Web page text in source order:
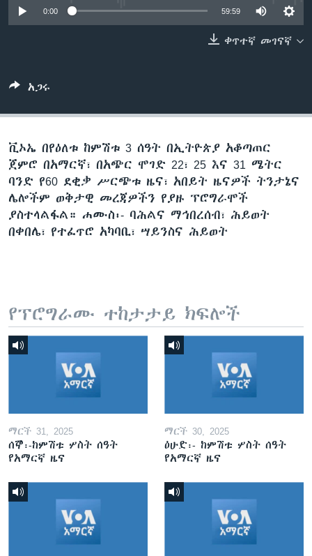
0:00 59:59
ቀጥተኛ መገናኛ
አጋሩ
ቪኦኤ በየዕለቱ ከምሽቱ 3 ሰዓት በኢትዮጵያ አቆጣጠር
ጀምሮ በአማርኛ፣ በአጭር ሞገድ 22፣ 25 እና 31 ሜትር
ባንድ የ60 ደቂቃ ሥርጭቱ ዜና፣ አበይት ዜናዎች ትንታኔና
ሌሎችም ወቅታዊ መረጃዎችን የያዙ ፕሮግራሞች
ያስተላልፋል። ሐሙስ፡- ባሕልና ማኅበረሰብ፣ ሕይወት
በቀበሌ፣ የተፈጥሮ አካባቢ፣ ሣይንስና ሕይወት
የፕሮግራሙ ተከታታይ ክፍሎች
ማርች 31, 2025
ሰኞ፡-ከምሽቱ ሦስት ሰዓት
የአማርኛ ዜና
ማርች 30, 2025
ዕሁድ፡- ከምሽቱ ሦስት ሰዓት
የአማርኛ ዜና